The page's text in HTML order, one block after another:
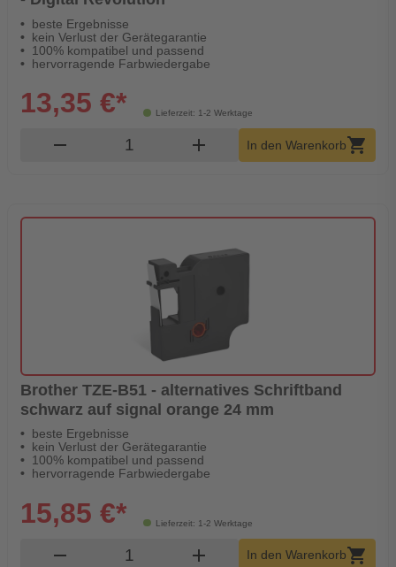
beste Ergebnisse
kein Verlust der Gerätegarantie
100% kompatibel und passend
hervorragende Farbwiedergabe
Lieferzeit: 1-2 Werktage
13,35 €*
remove Produkt Warenkorb Menge
add In den Warenkorbshopping_cart
Brother TZE-B51 - alternatives Schriftband
schwarz auf signal orange 24 mm
beste Ergebnisse
kein Verlust der Gerätegarantie
100% kompatibel und passend
hervorragende Farbwiedergabe
Lieferzeit: 1-2 Werktage
15,85 €*
remove Produkt Warenkorb Menge
add In den Warenkorbshopping_cart